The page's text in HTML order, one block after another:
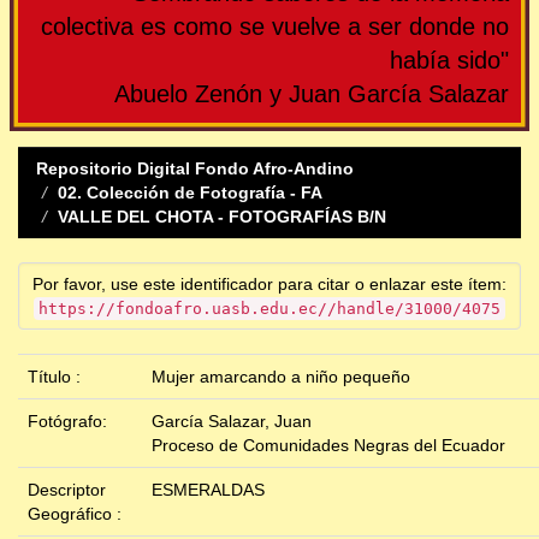
colectiva es como se vuelve a ser donde no
había sido"
Abuelo Zenón y Juan García Salazar
Repositorio Digital Fondo Afro-Andino
02. Colección de Fotografía - FA
VALLE DEL CHOTA - FOTOGRAFÍAS B/N
Por favor, use este identificador para citar o enlazar este ítem:
https://fondoafro.uasb.edu.ec//handle/31000/4075
Título : Mujer amarcando a niño pequeño
Fotógrafo:
García Salazar, Juan
Proceso de Comunidades Negras del Ecuador
Descriptor
Geográfico :
ESMERALDAS